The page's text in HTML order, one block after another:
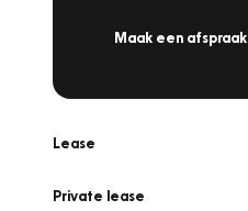
Maak een afspraak
Lease
Private lease